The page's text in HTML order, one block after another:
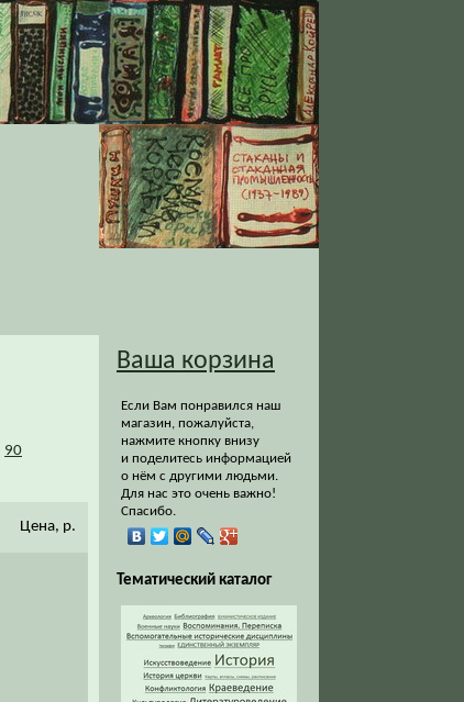
90
Цена, р.
Ваша корзина
Если Вам понравился наш
магазин, пожалуйста,
нажмите кнопку внизу
и поделитесь информацией
о нём с другими людьми.
Для нас это очень важно!
Спасибо.
Тематический каталог